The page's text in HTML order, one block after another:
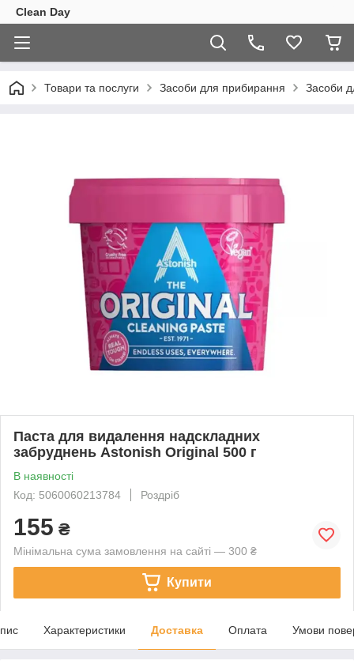
Clean Day
Товари та послуги Засоби для прибирання Засоби
Паста для видалення надскладних
забруднень Astonish Original 500 г
В наявності
Код: 5060060213784
Роздріб
155 ₴
Мінімальна сума замовлення на сайті — 300 ₴
Купити
Характеристики Доставка Оплата Умови